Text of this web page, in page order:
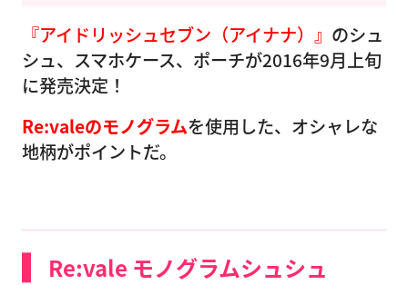
『アイドリッシュセブン（アイナナ）』 のシュ
シュ、スマホケース、ポーチが2016年9月上旬
に発売決定！
Re:valeのモノグラムを使用した、オシャレな
地柄がポイントだ。
Re:vale モノグラムシュシュ